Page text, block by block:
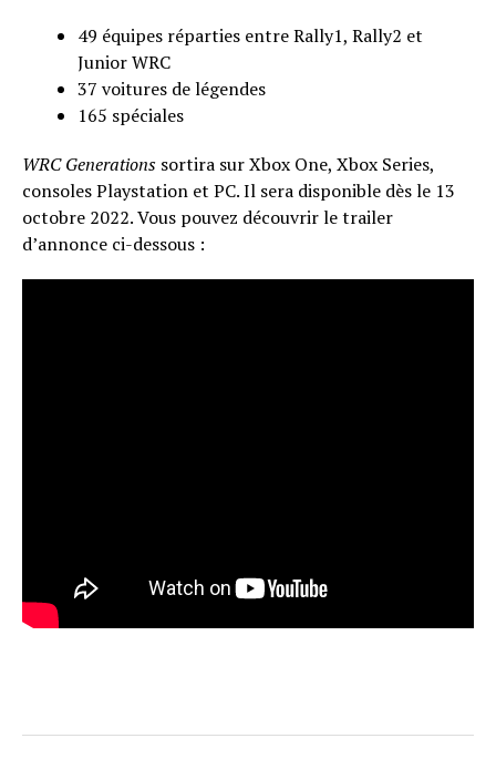
49 équipes réparties entre Rally1, Rally2 et
Junior WRC
37 voitures de légendes
165 spéciales
WRC Generations sortira sur Xbox One, Xbox Series,
consoles Playstation et PC. Il sera disponible dès le 13
octobre 2022. Vous pouvez découvrir le trailer
d’annonce ci-dessous :